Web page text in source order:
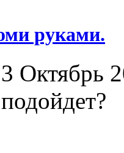
руками.
Октябрь